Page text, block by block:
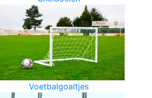
Voetbalgoaltjes